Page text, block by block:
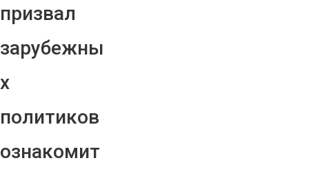
призвал
зарубежны
х
политиков
ознакомит